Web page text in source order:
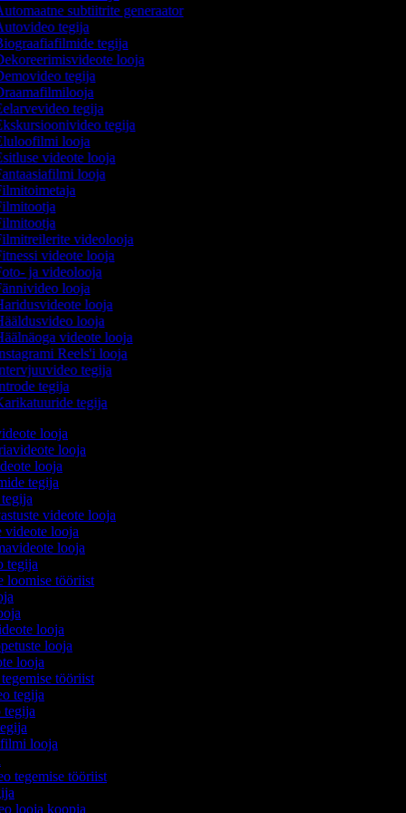
subtiitrite generaator
tegija
tegija
looja
tegija
tegija
tegija
looja
videote looja
looja
videolooja
videote looja
ja videolooja
looja
looja
looja
videote looja
Reels'i looja
tegija
tegija
tegija
looja
looja
looja
tegija
videote looja
videote looja
looja
tegija
loomise tööriist
looja
looja
looja
tööriist
tegija
tegija
looja
tegemise tööriist
looja koopia